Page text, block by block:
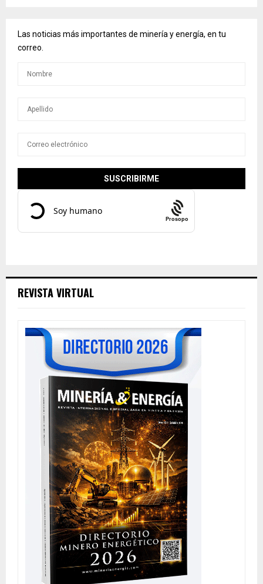
Las noticias más importantes de minería y energía, en tu
correo.
Prosopo
REVISTA VIRTUAL